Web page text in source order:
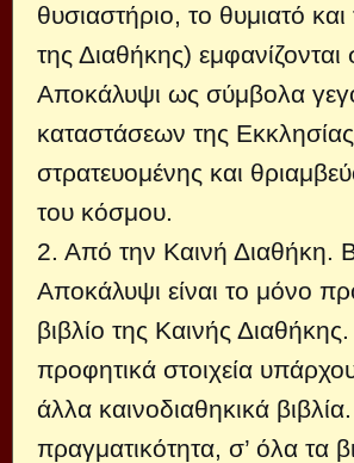
θυσιαστήριο, το θυμιατό
της Διαθήκης) εμφανίζονται
Αποκάλυψι ως σύμβολα
καταστάσεων της
στρατευομένης και
του κόσμου.
2. Από την Καινή Διαθήκη.
Αποκάλυψι είναι το μόνο
βιβλίο της Καινής
προφητικά στοιχεία
άλλα καινοδιαθηκικά
πραγματικότητα, σ’ όλα τα